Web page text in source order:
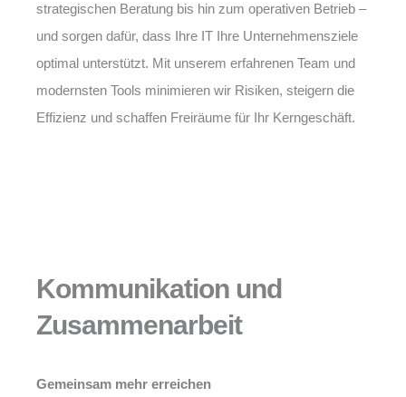
strategischen Beratung bis hin zum operativen Betrieb –
und sorgen dafür, dass Ihre IT Ihre Unternehmensziele
optimal unterstützt. Mit unserem erfahrenen Team und
modernsten Tools minimieren wir Risiken, steigern die
Effizienz und schaffen Freiräume für Ihr Kerngeschäft.
Kommunikation und
Zusammenarbeit
Gemeinsam mehr erreichen